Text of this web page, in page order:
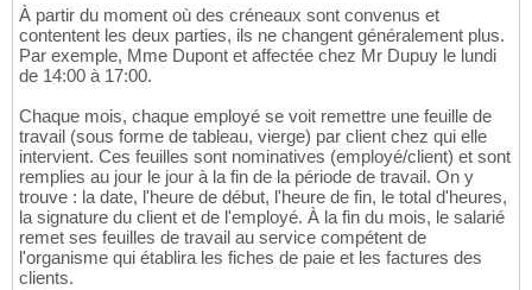
69
70
71
72
74
75
76
77
78
79
80
81
PRIMARY KEY(CLI_ident, COM_seq, PRS_seq,
FOREIGN KEY(CLI_ident, COM_seq, PRS_seq
FOREIGN KEY(CAL_date, PLA_seq) REFERENCES
FOREIGN
);
CREATE TABLE DSP_etre_dispo(
   CAL_date
DATE ,
   PLA_seq
SMALLINT,
   EMP_ident
INT,
PRIMARY KEY(CAL_date, PLA_seq, EMP_ident
FOREIGN KEY(CAL_date, PLA_seq) REFERENCES
À partir du moment où des créneaux sont convenus et
contentent les deux parties, ils ne changent généralement plus.
Par exemple, Mme Dupont et affectée chez Mr Dupuy le lundi
de 14:00 à 17:00.
Chaque mois, chaque employé se voit remettre une feuille de
travail (sous forme de tableau, vierge) par client chez qui elle
intervient. Ces feuilles sont nominatives (employé/client) et sont
remplies au jour le jour à la fin de la période de travail. On y
trouve : la date, l'heure de début, l'heure de fin, le total d'heures,
la signature du client et de l'employé. À la fin du mois, le salarié
remet ses feuilles de travail au service compétent de
l'organisme qui établira les fiches de paie et les factures des
clients.